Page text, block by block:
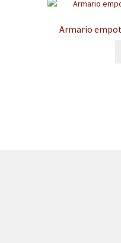
Armario